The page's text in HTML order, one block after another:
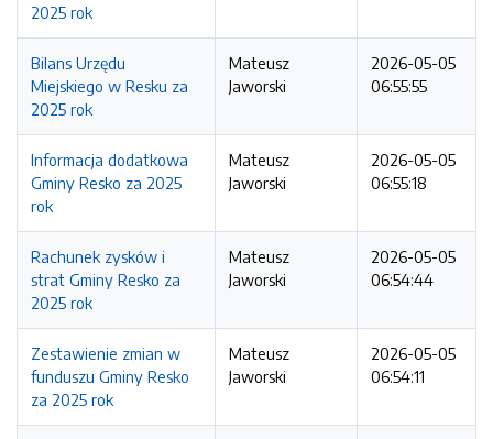
2025 rok
Bilans Urzędu
Miejskiego w Resku za
2025 rok
Mateusz
Jaworski
2026-05-05
06:55:55
Informacja dodatkowa
Gminy Resko za 2025
rok
Mateusz
Jaworski
2026-05-05
06:55:18
Rachunek zysków i
strat Gminy Resko za
2025 rok
Mateusz
Jaworski
2026-05-05
06:54:44
Zestawienie zmian w
funduszu Gminy Resko
za 2025 rok
Mateusz
Jaworski
2026-05-05
06:54:11